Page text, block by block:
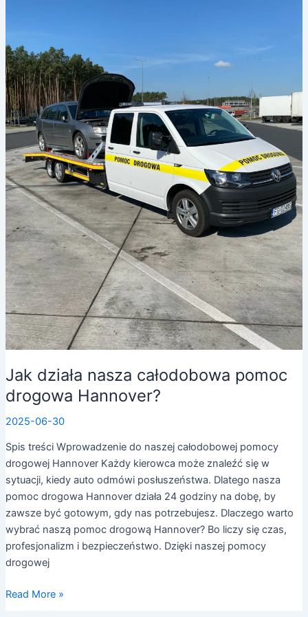
Jak działa nasza całodobowa pomoc
drogowa Hannover?
2025-06-30
Spis treści Wprowadzenie do naszej całodobowej pomocy
drogowej Hannover Każdy kierowca może znaleźć się w
sytuacji, kiedy auto odmówi posłuszeństwa. Dlatego nasza
pomoc drogowa Hannover działa 24 godziny na dobę, by
zawsze być gotowym, gdy nas potrzebujesz. Dlaczego warto
wybrać naszą pomoc drogową Hannover? Bo liczy się czas,
profesjonalizm i bezpieczeństwo. Dzięki naszej pomocy
drogowej
drogowa
Hannover?
Read More »